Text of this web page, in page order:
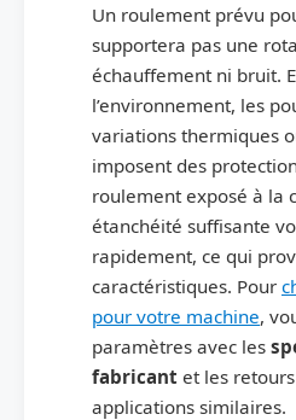
Un roulement prévu
supportera pas une
échauffement ni bruit.
l’environnement, les
variations thermiques
imposent des
roulement exposé à la
étanchéité suffisante
rapidement, ce qui
caractéristiques. Pour
pour votre machine,
paramètres avec les
fabricant et les
applications similaires.